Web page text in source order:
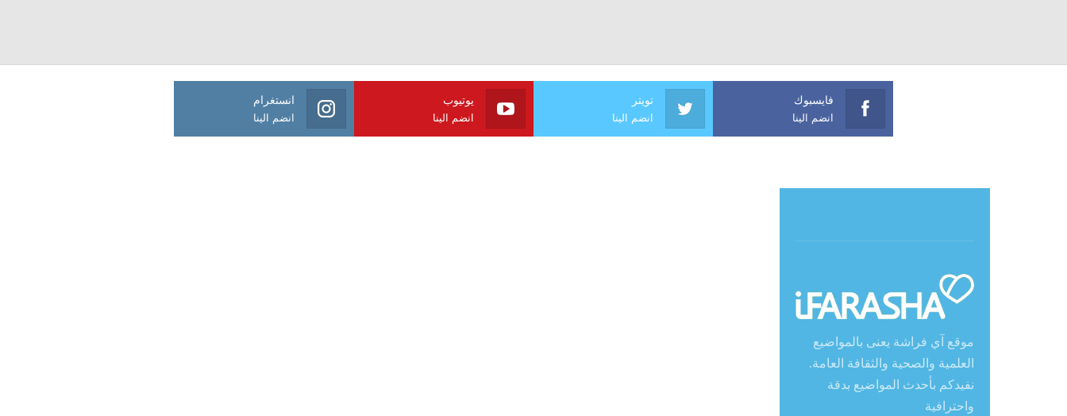
فايسبوك
انضم الينا
تويتر
انضم الينا
يوتيوب
انضم الينا
انستغرام
انضم الينا
موقع آي فراشة يعنى بالمواضيع
العلمية والصحية والثقافة العامة.
نفيدكم بأحدث المواضيع بدقة
واحترافية